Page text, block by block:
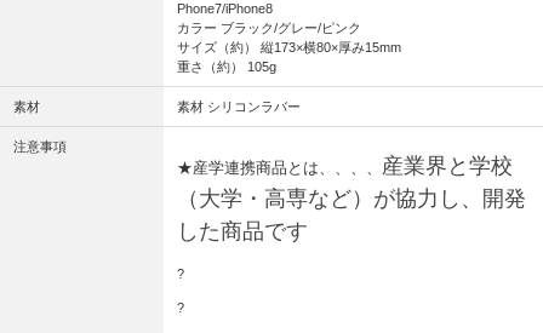
Phone7/iPhone8
カラー ブラック/グレー/ピンク
サイズ（約） 縦173×横80×厚み15mm
重さ（約） 105g
素材 素材 シリコンラバー
注意事項
★産学連携商品とは、、、、 産業界と学校
（大学・高専など）が協力し、開発
した商品です
?
?